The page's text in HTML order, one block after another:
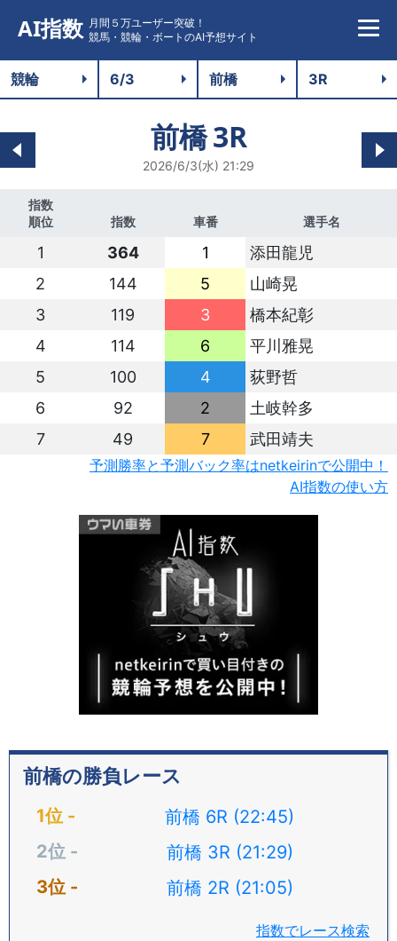
AI指数 月間５万ユーザー突破！
競馬・競輪・ボートのAI予想サイト
前橋3R
2026/6/3(水) 21:29
指数
順位
指数 車番 選手名
1 364 1
添田龍児
2
144 5
山崎晃
3
119 3
橋本紀彰
4
114 6
平川雅晃
5
100 4
荻野哲
6
92 2
土岐幹多
7
49 7 武田靖夫
予測勝率と予測バック率はnetkeirinで公開中！
AI指数の使い方
前橋の勝負レース
前橋 6R (22:45)
前橋 3R (21:29)
前橋 2R (21:05)
指数でレース検索